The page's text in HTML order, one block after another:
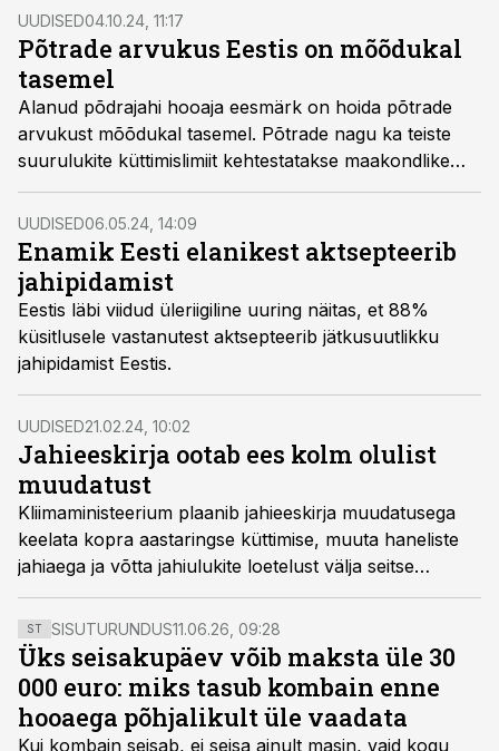
UUDISED04.10.24, 11:17
Põtrade arvukus Eestis on mõõdukal
tasemel
Alanud põdrajahi hooaja eesmärk on hoida põtrade
arvukust mõõdukal tasemel. Põtrade nagu ka teiste
suurulukite küttimislimiit kehtestatakse maakondlike
jahindusnõukogudes teaduspõhiste soovituste alusel.
UUDISED06.05.24, 14:09
Enamik Eesti elanikest aktsepteerib
jahipidamist
Eestis läbi viidud üleriigiline uuring näitas, et 88%
küsitlusele vastanutest aktsepteerib jätkusuutlikku
jahipidamist Eestis.
UUDISED21.02.24, 10:02
Jahieeskirja ootab ees kolm olulist
muudatust
Kliimaministeerium plaanib jahieeskirja muudatusega
keelata kopra aastaringse küttimise, muuta haneliste
jahiaega ja võtta jahiulukite loetelust välja seitse
ohustatud ja kahaneva arvukusega linnuliiki.
ST SISUTURUNDUS11.06.26, 09:28
Üks seisakupäev võib maksta üle 30
000 euro: miks tasub kombain enne
hooaega põhjalikult üle vaadata
Kui kombain seisab, ei seisa ainult masin, vaid kogu